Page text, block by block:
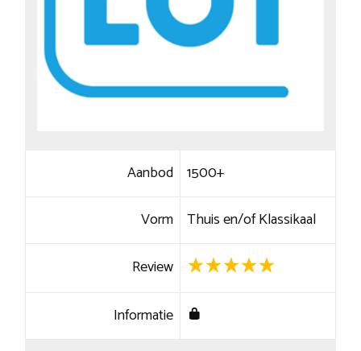
Aanbod 1500+
Vorm Thuis en/of Klassikaal
Review
Informatie